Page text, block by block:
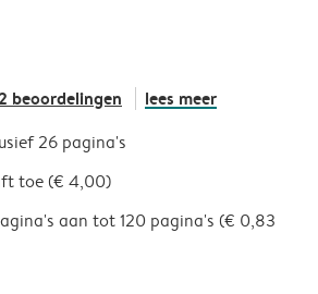
beoordelingen lees meer
26 pagina's
toe (€ 4,00)
aan tot 120 pagina's (€ 0,83